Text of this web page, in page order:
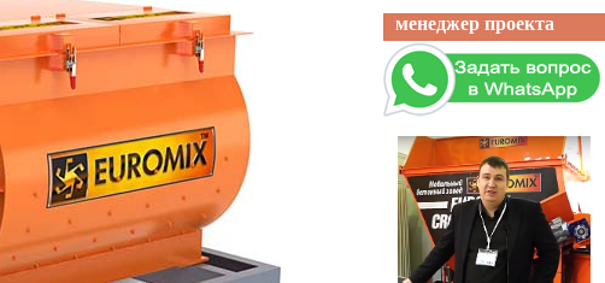
менеджер проекта